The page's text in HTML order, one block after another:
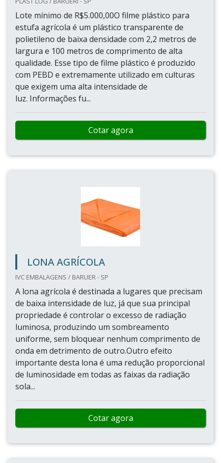
Lote mínimo de R$5.000,00O filme plástico para
estufa agrícola é um plástico transparente de
polietileno de baixa densidade com 2,2 metros de
largura e 100 metros de comprimento de alta
qualidade. Esse tipo de filme plástico é produzido
com PEBD e extremamente utilizado em culturas
que exigem uma alta intensidade de
luz. Informações fu...
Cotar agora
LONA AGRÍCOLA
IVC EMBALAGENS / BARUER - SP
A lona agrícola é destinada a lugares que precisam
de baixa intensidade de luz, já que sua principal
propriedade é controlar o excesso de radiação
luminosa, produzindo um sombreamento
uniforme, sem bloquear nenhum comprimento de
onda em detrimento de outro.Outro efeito
importante desta lona é uma redução proporcional
de luminosidade em todas as faixas da radiação
sola...
Cotar agora